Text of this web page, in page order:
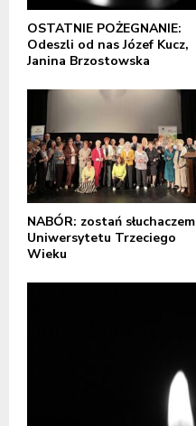
OSTATNIE POŻEGNANIE:
Odeszli od nas Józef Kucz,
Janina Brzostowska
NABÓR: zostań słuchaczem
Uniwersytetu Trzeciego
Wieku